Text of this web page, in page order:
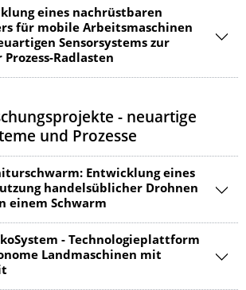
eines nachrüstbaren
für mobile Arbeitsmaschinen
Sensorsystems zur
Radlasten
- neuartige
und Prozesse
Entwicklung eines
handelsüblicher Drohnen
einem Schwarm
- Technologieplattform
Landmaschinen mit